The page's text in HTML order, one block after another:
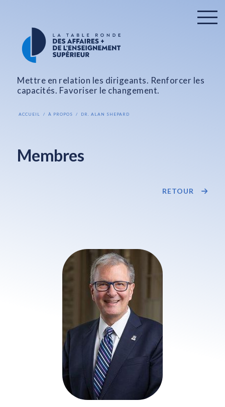
Mettre en relation les dirigeants. Renforcer les
capacités. Favoriser le changement.
ACCUEIL À PROPOS DR. ALAN SHEPARD
Membres
RETOUR